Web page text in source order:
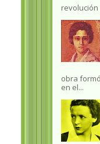
revolución
obra
en el...